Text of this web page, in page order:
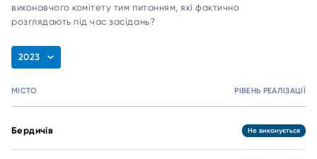
виконавчого комітету тим питанням, які фактично
розглядають під час засідань?
2023
МІСТО РІВЕНЬ РЕАЛІЗАЦІЇ
Бердичів Не виконується